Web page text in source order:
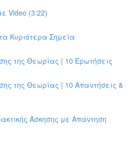
Video (3:22)
Κυριότερα Σημεία
της Θεωρίας | 10 Ερωτήσεις
της Θεωρίας | 10 Απαντήσεις &
Άσκησης με Απάντηση